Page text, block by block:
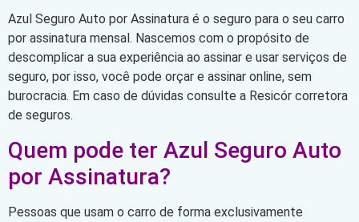
Azul Seguro Auto por Assinatura é o seguro para o seu carro
por assinatura mensal. Nascemos com o propósito de
descomplicar a sua experiência ao assinar e usar serviços de
seguro, por isso, você pode orçar e assinar online, sem
burocracia. Em caso de dúvidas consulte a Resicór corretora
de seguros.
Quem pode ter Azul Seguro Auto
por Assinatura?
Pessoas que usam o carro de forma exclusivamente